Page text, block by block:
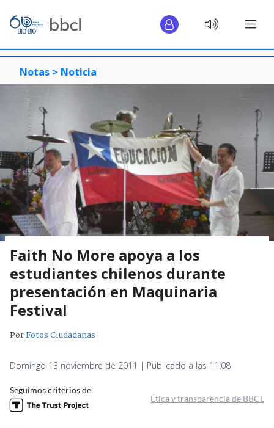
Notas > Noticia
Faith No More apoya a los
estudiantes chilenos durante
presentación en Maquinaria
Festival
PorFotos Ciudadanas
Domingo 13 noviembre de 2011 | Publicado a las 11:08
Seguimos criterios de
Ética y transparencia de BBCL